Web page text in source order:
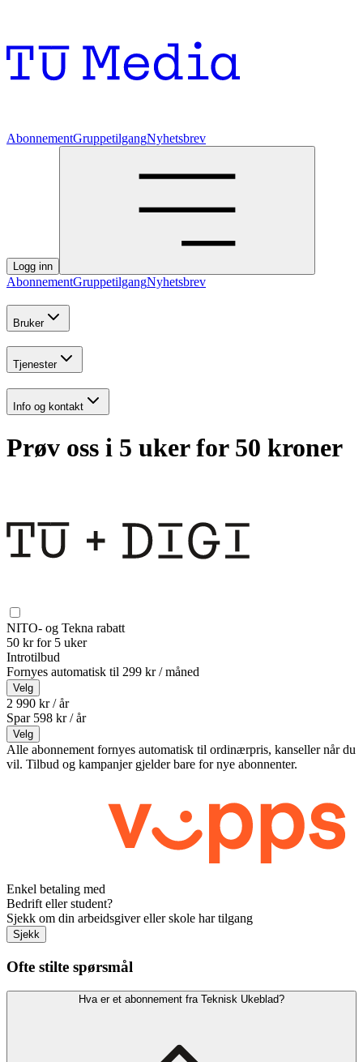
AbonnementGruppetilgangNyhetsbrev
Logg inn
AbonnementGruppetilgangNyhetsbrev
Bruker
Tjenester
Info og kontakt
Prøv oss i 5 uker for 50 kroner
NITO- og Tekna rabatt
50 kr for 5 uker
Introtilbud
Fornyes automatisk til 299 kr / måned
Velg
2 990 kr / år
Spar 598 kr /år
Velg
Alle abonnement fornyes automatisk til ordinærpris, kanseller når du
vil. Tilbud og kampanjer gjelder bare for nye abonnenter.
Enkel betaling med
Bedrift eller student?
Sjekk om din arbeidsgiver eller skole har tilgang
Sjekk
Ofte stilte spørsmål
Hva er et abonnement fra Teknisk Ukeblad?